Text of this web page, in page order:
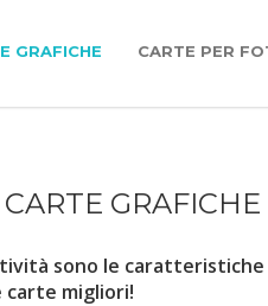
GRAFICHE CARTE PER
GRAFICHE
sono le
carte migliori!